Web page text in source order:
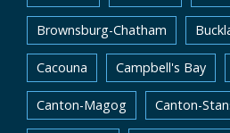
Brownsburg-Chatham
Cacouna Campbell's Bay
Canton-Magog Canton-